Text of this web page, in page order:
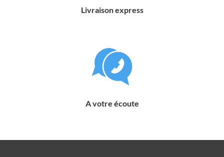
Livraison express
A votre écoute